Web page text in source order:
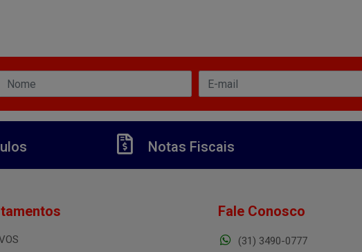
Notas Fiscais
Fale Conosco
(31) 3490-0777